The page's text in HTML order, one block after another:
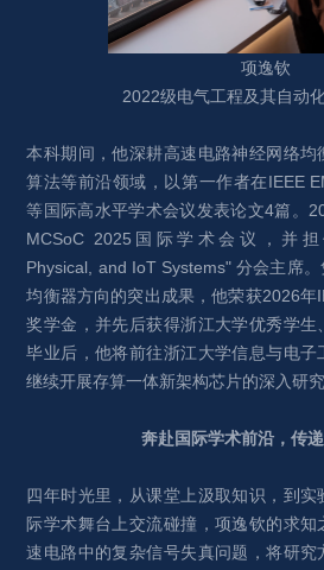
项逸钦
2022级电气工程及其自动
本科期间，他深耕高速电路神经网络
算法等前沿领域，以第一作者在IEEE
等国际高水平学术会议发表论文4篇。
MCSoC 2025国际学术会议，并担
Physical, and IoT Systems" 分会主席
均衡器方向的突出成果，他荣获2026年
奖学金，并先后获得浙江大学优秀学生
毕业后，他将前往浙江大学信息与电子
继续开展存算一体新架构芯片的深入研究
奔赴国际学术前沿，传
四年时光里，从课堂上汲取知识，到实
际学术舞台上交流碰撞，项逸钦的求
速电路中的复杂信号失真问题，将研